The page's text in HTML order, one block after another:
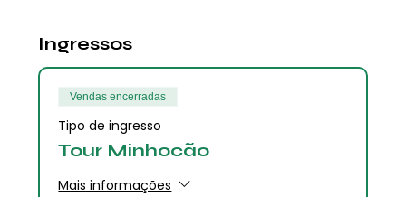
Ingressos
Vendas encerradas
Tipo de ingresso
Tour Minhocão
Mais informações